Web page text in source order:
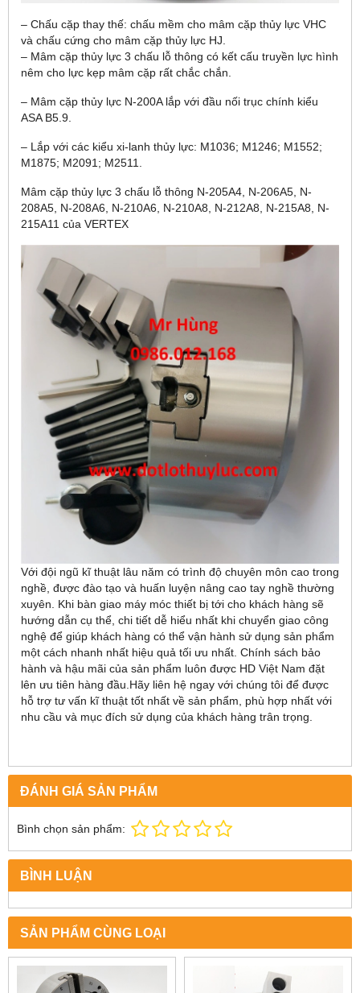
– Chấu cặp thay thế: chấu mềm cho mâm cặp thủy lực VHC
và chấu cứng cho mâm cặp thủy lực HJ.
– Mâm cặp thủy lực 3 chấu lỗ thông có kết cấu truyền lực hình
nêm cho lực kẹp mâm cặp rất chắc chắn.
– Mâm cặp thủy lực N-200A lắp với đầu nối trục chính kiểu
ASA B5.9.
– Lắp với các kiểu xi-lanh thủy lực: M1036; M1246; M1552;
M1875; M2091; M2511.
Mâm cặp thủy lực 3 chấu lỗ thông N-205A4, N-206A5, N-
208A5, N-208A6, N-210A6, N-210A8, N-212A8, N-215A8, N-
215A11 của VERTEX
Với đội ngũ kĩ thuật lâu năm có trình độ chuyên môn cao trong
nghề, được đào tạo và huấn luyện nâng cao tay nghề thường
xuyên. Khi bàn giao máy móc thiết bị tới cho khách hàng sẽ
hướng dẫn cụ thể, chi tiết dễ hiểu nhất khi chuyển giao công
nghệ để giúp khách hàng có thể vận hành sử dụng sản phẩm
một cách nhanh nhất hiệu quả tối ưu nhất. Chính sách bảo
hành và hậu mãi của sản phẩm luôn được HD Việt Nam đặt
lên ưu tiên hàng đầu.Hãy liên hệ ngay với chúng tôi để được
hỗ trợ tư vấn kĩ thuật tốt nhất về sản phẩm, phù hợp nhất với
nhu cầu và mục đích sử dụng của khách hàng trân trọng.
ĐÁNH GIÁ SẢN PHẨM
Bình chọn sản phẩm:
BÌNH LUẬN
SẢN PHẨM CÙNG LOẠI